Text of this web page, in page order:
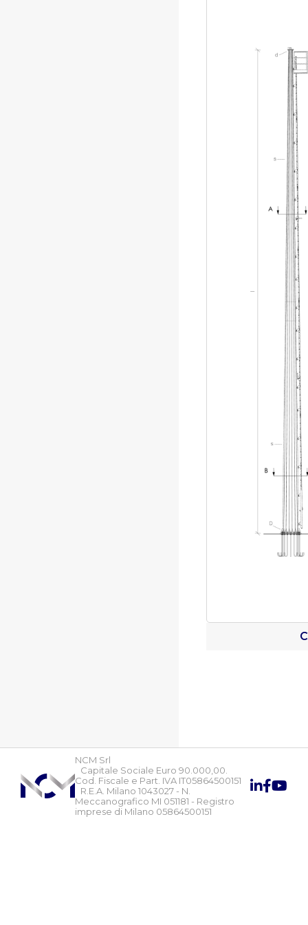
. Circolare n.7 21/
. D.Lgs. 81/2008:
. UNI 11962:2024:
prova e condizioni
. UNI EN 353-
anticaduta di tipo
guidato
NCM Srl
Capitale Sociale Euro 90.000,00.
Cod. Fiscale e Part. IVA IT05864500151
R.E.A. Milano 1043027 - N.
Meccanografico MI 051181 - Registro
imprese di Milano 05864500151